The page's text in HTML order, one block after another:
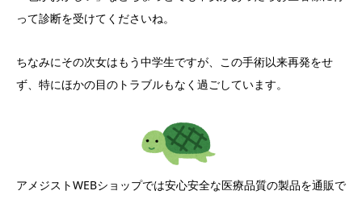
って診断を受けてくださいね。
ちなみにその次女はもう中学生ですが、この手術以来再発をせ
ず、特にほかの目のトラブルもなく過ごしています。
アメジストWEBショップでは安心安全な医療品質の製品を通販で